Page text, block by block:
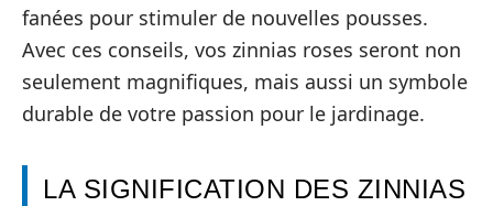
fanées pour stimuler de nouvelles pousses.
Avec ces conseils, vos zinnias roses seront non
seulement magnifiques, mais aussi un symbole
durable de votre passion pour le jardinage.
LA SIGNIFICATION DES ZINNIAS